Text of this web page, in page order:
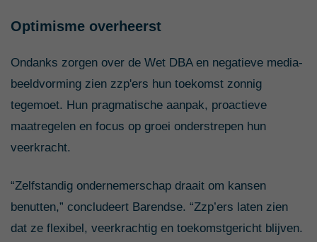
Optimisme overheerst
Ondanks zorgen over de Wet DBA en negatieve media-
beeldvorming zien zzp'ers hun toekomst zonnig
tegemoet. Hun pragmatische aanpak, proactieve
maatregelen en focus op groei onderstrepen hun
veerkracht.
“Zelfstandig ondernemerschap draait om kansen
benutten,” concludeert Barendse. “Zzp’ers laten zien
dat ze flexibel, veerkrachtig en toekomstgericht blijven.